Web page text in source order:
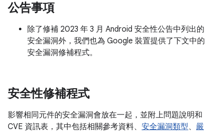
公告事項
除了修補 2023 年 3 月 Android 安全性公告中列出的
安全漏洞外，我們也為 Google 裝置提供了下文中的
安全漏洞修補程式。
安全性修補程式
影響相同元件的安全漏洞會放在一起，並附上問題說明和
CVE 資訊表，其中包括相關參考資料、 安全漏洞類型、 嚴